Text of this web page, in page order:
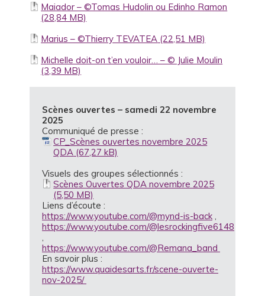
Maiador – ©Tomas Hudolin ou Edinho Ramon
Marius – ©Thierry TEVATEA
Michelle doit-on t’en vouloir… – © Julie Moulin
Scènes ouvertes – samedi 22 novembre
2025
Communiqué de presse :
CP_Scènes ouvertes novembre 2025
QDA
Visuels des groupes sélectionnés :
Scènes Ouvertes QDA novembre 2025
Liens d’écoute :
https://www.youtube.com/@mynd-is-back
https://www.youtube.com/@lesrockingfive6148
https://www.youtube.com/@Remana_band
En savoir plus :
https://www.quaidesarts.fr/scene-ouverte-
nov-2025/